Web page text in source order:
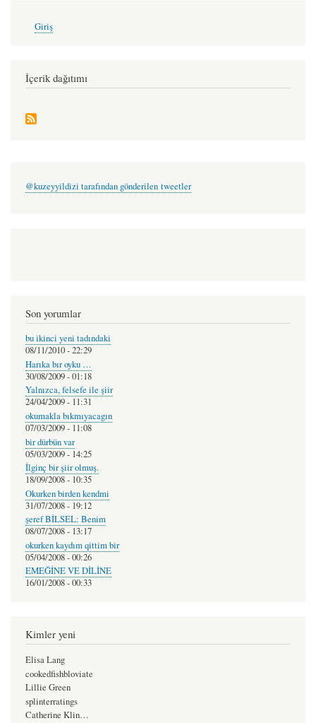
account
Giriş
İçerik dağıtımı
@kuzeyyildizi tarafından gönderilen tweetler
Son yorumlar
bu ikinci yeni tadındaki
08/11/2010 - 22:29
Harıka bır oyku …
30/08/2009 - 01:18
Yalnızca, felsefe ile şiir
24/04/2009 - 11:31
okumakla bıkmıyacagın
07/03/2009 - 11:08
bir dürbün var
05/03/2009 - 14:25
İlginç bir şiir olmuş.
18/09/2008 - 10:35
Okurken birden kendmi
31/07/2008 - 19:12
şeref BİLSEL: Benim
08/07/2008 - 13:17
okurken kaydım qittim bir
05/04/2008 - 00:26
EMEĞİNE VE DİLİNE
16/01/2008 - 00:33
Kimler yeni
Elisa Lang
cookedfishbloviate
Lillie Green
splinterratings
Catherine Klin…